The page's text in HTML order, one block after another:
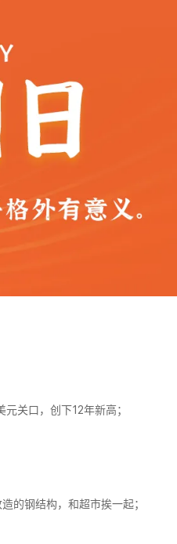
关口，创下12年新高；
的钢结构，和超市挨一起；